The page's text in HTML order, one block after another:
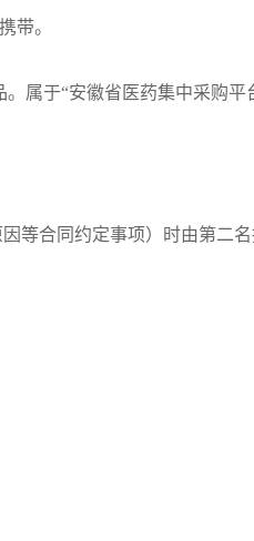
带。
属于“安徽省医药集中采购平
等合同约定事项）时由第二